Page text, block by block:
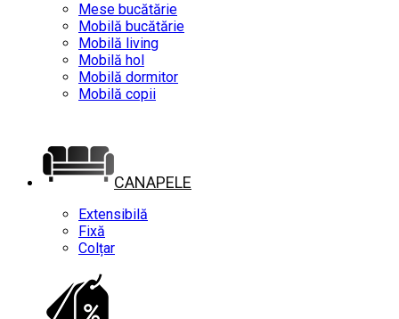
Mese bucătărie
Mobilă bucătărie
Mobilă living
Mobilă hol
Mobilă dormitor
Mobilă copii
CANAPELE
Extensibilă
Fixă
Colțar